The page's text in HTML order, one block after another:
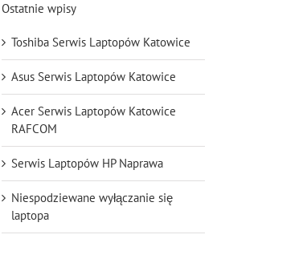
Ostatnie wpisy
Toshiba Serwis Laptopów Katowice
Asus Serwis Laptopów Katowice
Acer Serwis Laptopów Katowice
RAFCOM
Serwis Laptopów HP Naprawa
Niespodziewane wyłączanie się
laptopa